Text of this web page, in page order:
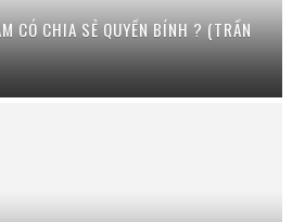
CÓ CHIA SẺ QUYỀN BÍNH ? (TRẦN